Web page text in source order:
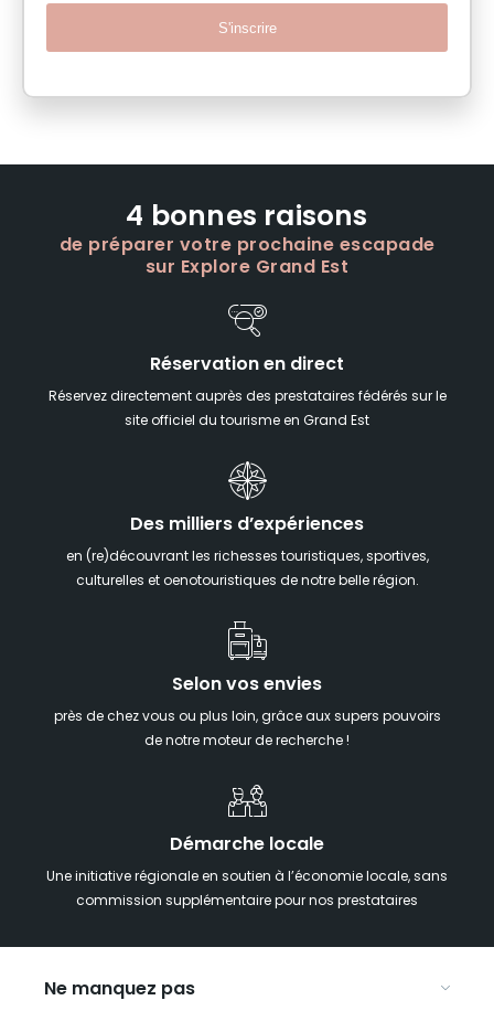
S'inscrire
4 bonnes raisons
de préparer votre prochaine escapade
sur Explore Grand Est
Réservation en direct
Réservez directement auprès des prestataires fédérés sur le
site officiel du tourisme en Grand Est
Des milliers d’expériences
en (re)découvrant les richesses touristiques, sportives,
culturelles et oenotouristiques de notre belle région.
Selon vos envies
près de chez vous ou plus loin, grâce aux supers pouvoirs
de notre moteur de recherche !
Démarche locale
Une initiative régionale en soutien à l’économie locale, sans
commission supplémentaire pour nos prestataires
Ne manquez pas